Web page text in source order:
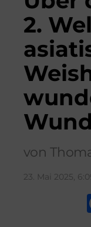
2.
von
23. Mai 2025,